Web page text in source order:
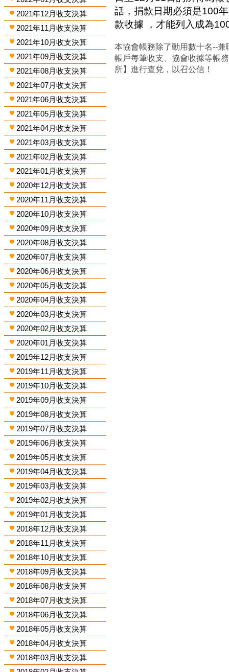
2021年12月收支決算
2021年11月收支決算
2021年10月收支決算
2021年09月收支決算
2021年08月收支決算
2021年07月收支決算
2021年06月收支決算
2021年05月收支決算
2021年04月收支決算
2021年03月收支決算
2021年02月收支決算
2021年01月收支決算
2020年12月收支決算
2020年11月收支決算
2020年10月收支決算
2020年09月收支決算
2020年08月收支決算
2020年07月收支決算
2020年06月收支決算
2020年05月收支決算
2020年04月收支決算
2020年03月收支決算
2020年02月收支決算
2020年01月收支決算
2019年12月收支決算
2019年11月收支決算
2019年10月收支決算
2019年09月收支決算
2019年08月收支決算
2019年07月收支決算
2019年06月收支決算
2019年05月收支決算
2019年04月收支決算
2019年03月收支決算
2019年02月收支決算
2019年01月收支決算
2018年12月收支決算
2018年11月收支決算
2018年10月收支決算
2018年09月收支決算
2018年08月收支決算
2018年07月收支決算
2018年06月收支決算
2018年05月收支決算
2018年04月收支決算
2018年03月收支決算
話，捐款日期必須是100
款收據 ，才能列入成為
本協會帳務除了動用數十名--
帳戶每筆收支、協會收據等帳
所】進行查兌，以召公信！